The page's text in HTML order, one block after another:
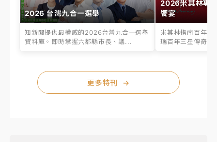
2026 台灣九合一選舉
知新聞提供最權威的2026台灣九合一選舉
資料庫。即時掌握六都縣市長、議...
2026米其林專
饗宴
米其林指南百年之
瑞百年三星傳奇、
更多特刊 →